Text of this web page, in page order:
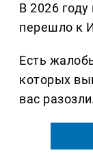
В 2026
перешло к
Есть
которых
вас